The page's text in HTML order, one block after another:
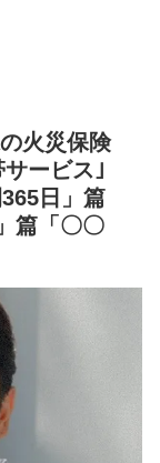
火災保険
ービス｣
日」篇
篇「〇〇